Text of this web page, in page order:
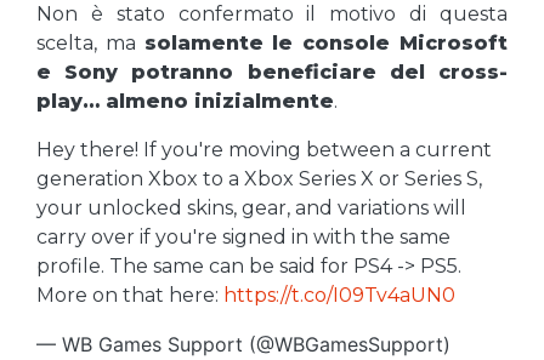
Non è stato confermato il motivo di questa
scelta, ma solamente le console Microsoft
e Sony potranno beneficiare del cross-
play… almeno inizialmente.
Hey there! If you're moving between a current
generation Xbox to a Xbox Series X or Series S,
your unlocked skins, gear, and variations will
carry over if you're signed in with the same
profile. The same can be said for PS4 -> PS5.
More on that here: https://t.co/I09Tv4aUN0
— WB Games Support (@WBGamesSupport)